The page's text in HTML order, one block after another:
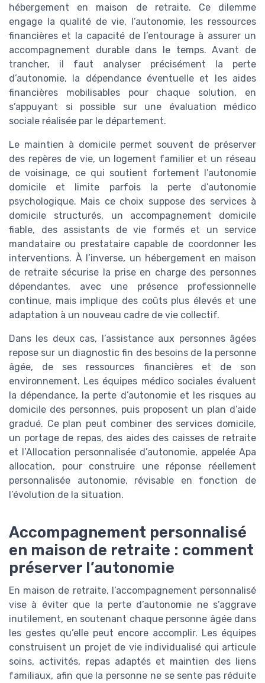
hébergement en maison de retraite. Ce dilemme
engage la qualité de vie, l’autonomie, les ressources
financières et la capacité de l’entourage à assurer un
accompagnement durable dans le temps. Avant de
trancher, il faut analyser précisément la perte
d’autonomie, la dépendance éventuelle et les aides
financières mobilisables pour chaque solution, en
s’appuyant si possible sur une évaluation médico
sociale réalisée par le département.
Le maintien à domicile permet souvent de préserver
des repères de vie, un logement familier et un réseau
de voisinage, ce qui soutient fortement l’autonomie
domicile et limite parfois la perte d’autonomie
psychologique. Mais ce choix suppose des services à
domicile structurés, un accompagnement domicile
fiable, des assistants de vie formés et un service
mandataire ou prestataire capable de coordonner les
interventions. À l’inverse, un hébergement en maison
de retraite sécurise la prise en charge des personnes
dépendantes, avec une présence professionnelle
continue, mais implique des coûts plus élevés et une
adaptation à un nouveau cadre de vie collectif.
Dans les deux cas, l’assistance aux personnes âgées
repose sur un diagnostic fin des besoins de la personne
âgée, de ses ressources financières et de son
environnement. Les équipes médico sociales évaluent
la dépendance, la perte d’autonomie et les risques au
domicile des personnes, puis proposent un plan d’aide
gradué. Ce plan peut combiner des services domicile,
un portage de repas, des aides des caisses de retraite
et l’Allocation personnalisée d’autonomie, appelée Apa
allocation, pour construire une réponse réellement
personnalisée autonomie, révisable en fonction de
l’évolution de la situation.
Accompagnement personnalisé
en maison de retraite : comment
préserver l’autonomie
En maison de retraite, l’accompagnement personnalisé
vise à éviter que la perte d’autonomie ne s’aggrave
inutilement, en soutenant chaque personne âgée dans
les gestes qu’elle peut encore accomplir. Les équipes
construisent un projet de vie individualisé qui articule
soins, activités, repas adaptés et maintien des liens
familiaux, afin que la personne ne se sente pas réduite